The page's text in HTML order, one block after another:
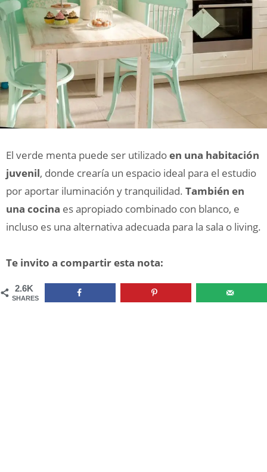
El verde menta puede ser utilizadoen una habitación
juvenil, donde crearía un espacio ideal para el estudio
por aportar iluminación y tranquilidad. También en
una cocina es apropiado combinado con blanco, e
incluso es una alternativa adecuada para la sala o living.
Te invito a compartir esta nota:
2.6K
SHARES